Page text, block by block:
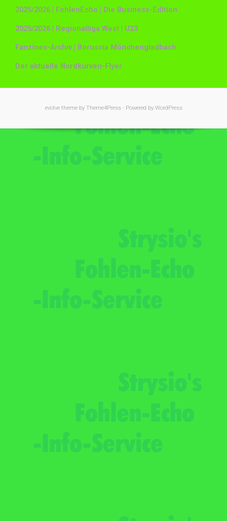
2025/2026 | FohlenEcho | Die Business-Edition
2025/2026 | Regionalliga West | U23
Fanzines-Archiv | Borussia Mönchengladbach
Der aktuelle Nordkurven-Flyer
evolvetheme by Theme4Press - Powered by WordPress